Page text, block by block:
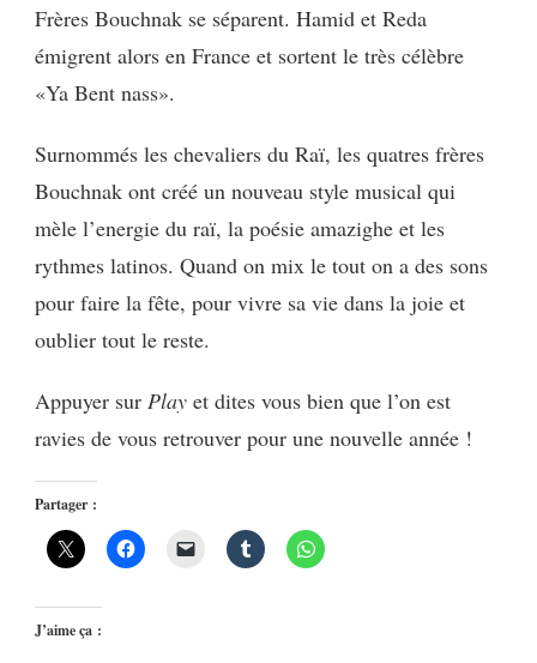
Frères Bouchnak se séparent. Hamid et Reda
émigrent alors en France et sortent le très célèbre
«Ya Bent nass».
Surnommés les chevaliers du Raï, les quatres frères
Bouchnak ont créé un nouveau style musical qui
mèle l’energie du raï, la poésie amazighe et les
rythmes latinos. Quand on mix le tout on a des sons
pour faire la fête, pour vivre sa vie dans la joie et
oublier tout le reste.
Appuyer sur Play et dites vous bien que l’on est
ravies de vous retrouver pour une nouvelle année !
Partager :
J’aime ça :